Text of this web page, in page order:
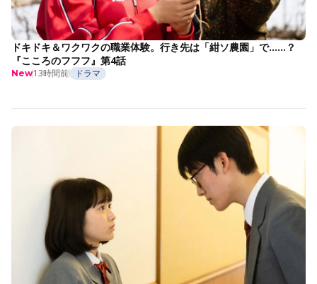
ドキドキ＆ワクワクの職業体験。行き先は「紺ソ農園」で……？
『こころのフフフ』第4話
New13時間前 ドラマ